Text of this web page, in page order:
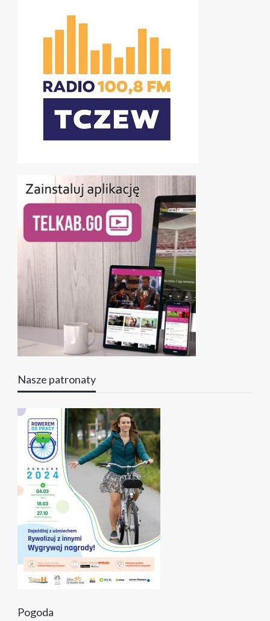
Nasze patronaty
Pogoda